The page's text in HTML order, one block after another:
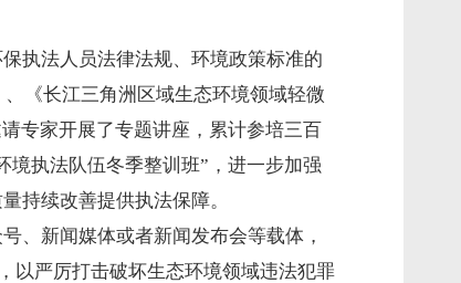
执法人员法律法规、环境政策标准的
《长江三角洲区域生态环境领域轻微
专家开展了专题讲座，累计参培三百
执法队伍冬季整训班”，进一步加强
持续改善提供执法保障。
、新闻媒体或者新闻发布会等载体，
以严厉打击破坏生态环境领域违法犯罪